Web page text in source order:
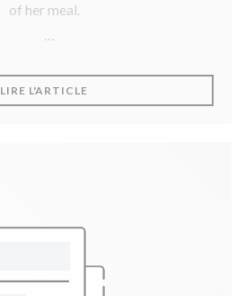
of her meal.
LIRE L'ARTICLE((OUVRE UNE NOUVELLE